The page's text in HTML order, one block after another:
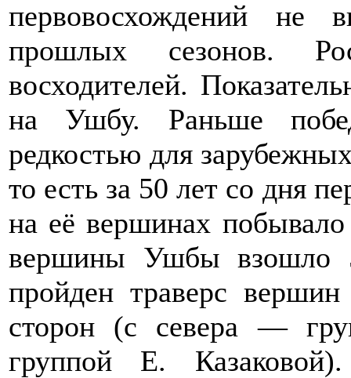
первовосхождений
прошлых сезонов.
восходителей.
на Ушбу. Раньше
редкостью для
то есть за 50 лет со дня
на её вершинах
вершины Ушбы взошло
пройден траверс
сторон (с севера —
группой Е.